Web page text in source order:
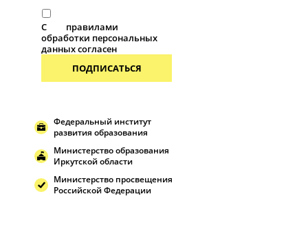
С
правилами
обработки персональных
данных согласен
ПОДПИСАТЬСЯ
Федеральный институт
развития образования
Министерство образования
Иркутской области
Министерство просвещения
Российской Федерации